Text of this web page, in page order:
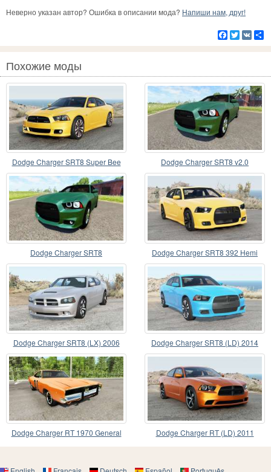
Неверно указан автор? Ошибка в описании мода? Напиши нам, друг!
Facebook
Twitter
VK
Похожие моды
Dodge Charger SRT8 Super Bee
(LD) 2012
Dodge Charger SRT8 v2.0
Dodge Charger SRT8
Dodge Charger SRT8 392 Hemi
(LD) 2014
Dodge Charger SRT8 (LX) 2006 Dodge Charger SRT8 (LD) 2014
Dodge Charger RT 1970 General
Dodge Charger RT (LD) 2011